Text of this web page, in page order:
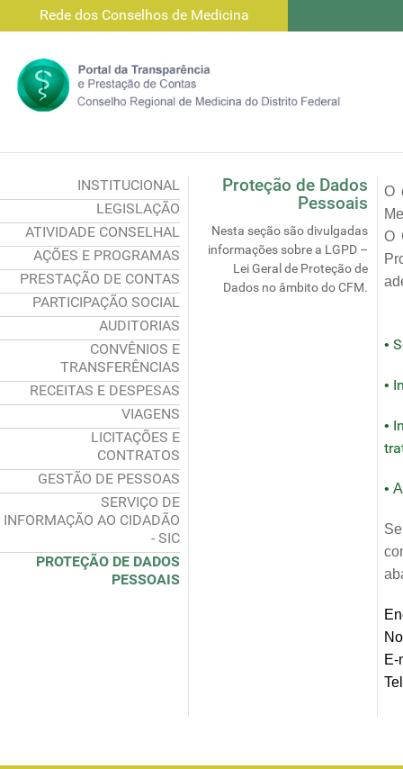
Rede dos Conselhos de Medicina
INSTITUCIONAL
LEGISLAÇÃO
ATIVIDADE CONSELHAL
AÇÕES E PROGRAMAS
PRESTAÇÃO DE CONTAS
PARTICIPAÇÃO SOCIAL
AUDITORIAS
CONVÊNIOS E
TRANSFERÊNCIAS
RECEITAS E DESPESAS
VIAGENS
LICITAÇÕES E
CONTRATOS
GESTÃO DE PESSOAS
SERVIÇO DE
INFORMAÇÃO AO CIDADÃO
- SIC
PROTEÇÃO DE DADOS
PESSOAIS
Proteção de Dados
Pessoais
Nesta seção são divulgadas
informações sobre a LGPD –
Lei Geral de Proteção de
Dados no âmbito do CFM.
O
O
•
•
•
•